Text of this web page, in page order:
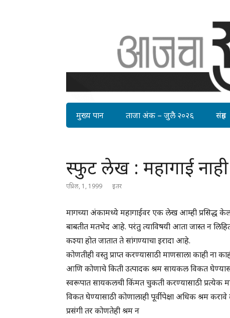
मुख्य पान ताजा अंक – जुलै २०२६ संग्रह
स्फुट लेख : महागाई नाही
एप्रिल, 1, 1999 इतर
मागच्या अंकामध्ये महागाईवर एक लेख आम्ही प्रसिद्ध
बाबतीत मतभेद आहे. परंतु त्याविषयी आता जास्त न
कश्या होत जातात ते सांगण्याचा इरादा आहे.
कोणतीही वस्तु प्राप्त करण्यासाठी माणसाला काही
आणि कोणाचे किती उत्पादक श्रम सायकल विकत
स्वरूपात सायकलची किंमत चुकती करण्यासाठी
विकत घेण्यासाठी कोणालाही पूर्वीपेक्षा अधिक श्रम
प्रसंगी तर कोणतेही श्रम न